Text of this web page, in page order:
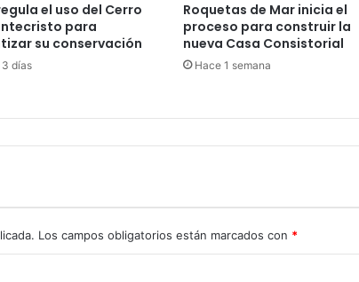
el uso del Cerro
para
su conservación
días
Roquetas de Mar inicia el
proceso para construir la
nueva Casa Consistorial
Hace 1 semana
Los campos obligatorios están marcados con *